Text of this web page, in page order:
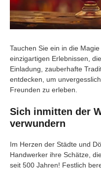
Tauchen Sie ein in die
einzigartigen Erlebnissen,
Einladung, zauberhafte
entdecken, um
Freunden zu erleben.
Sich inmitten der
verwundern
Im Herzen der Städte und
Handwerker ihre Schätze,
seit 500 Jahren! Festlich